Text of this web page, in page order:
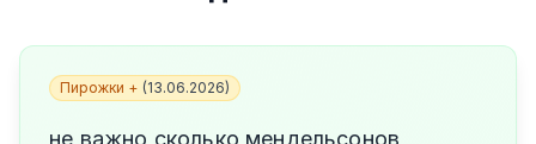
Пирожки + (13.06.2026)
не важно сколько мендельсонов